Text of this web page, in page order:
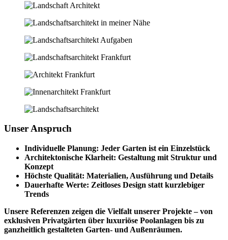
Unser Anspruch
Individuelle Planung: Jeder Garten ist ein Einzelstück
Architektonische Klarheit: Gestaltung mit Struktur und
Konzept
Höchste Qualität: Materialien, Ausführung und Details
Dauerhafte Werte: Zeitloses Design statt kurzlebiger
Trends
Unsere Referenzen zeigen die Vielfalt unserer Projekte – von
exklusiven Privatgärten über luxuriöse Poolanlagen bis zu
ganzheitlich gestalteten Garten‑ und Außenräumen.